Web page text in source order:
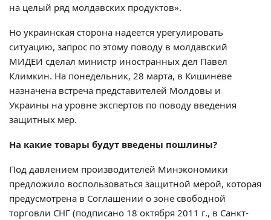
на целый ряд молдавских продуктов».
Но украинская сторона надеется урегулировать
ситуацию, запрос по этому поводу в молдавский
МИДЕИ сделал министр иностранных дел Павел
Климкин. На понедельник, 28 марта, в Кишинёве
назначена встреча представителей Молдовы и
Украины на уровне экспертов по поводу введения
защитных мер.
На какие товары будут введены пошлины?
Под давлением производителей Минэкономики
предложило воспользоваться защитной мерой, которая
предусмотрена в Соглашении о зоне свободной
торговли СНГ (подписано 18 октября 2011 г., в Санкт-